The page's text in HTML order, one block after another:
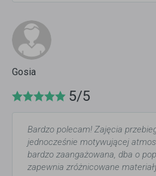
Gosia
5/5
Bardzo polecam! Zajęcia
jednocześnie motywującej
bardzo zaangażowana, dba o
zapewnia zróżnicowane